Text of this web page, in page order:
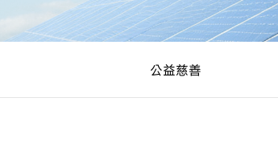
公益慈善